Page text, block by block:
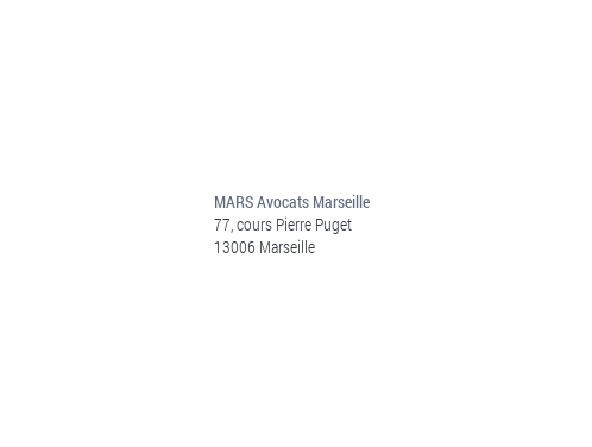
MARS Avocats Marseille
77, cours Pierre Puget
13006 Marseille